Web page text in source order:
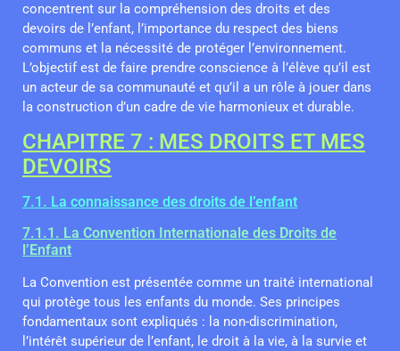
concentrent sur la compréhension des droits et des
devoirs de l’enfant, l’importance du respect des biens
communs et la nécessité de protéger l’environnement.
L’objectif est de faire prendre conscience à l’élève qu’il est
un acteur de sa communauté et qu’il a un rôle à jouer dans
la construction d’un cadre de vie harmonieux et durable.
CHAPITRE 7 : MES DROITS ET MES
DEVOIRS
7.1. La connaissance des droits de l’enfant
7.1.1. La Convention Internationale des Droits de
l’Enfant
La Convention est présentée comme un traité international
qui protège tous les enfants du monde. Ses principes
fondamentaux sont expliqués : la non-discrimination,
l’intérêt supérieur de l’enfant, le droit à la vie, à la survie et